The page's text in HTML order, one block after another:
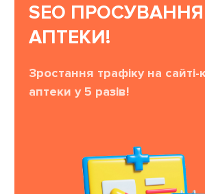
SEO ПРОСУВАННЯ
АПТЕКИ!
Зростання трафіку на сайті-
аптеки у 5 разів!